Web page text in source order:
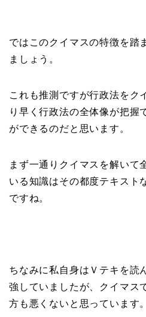
ではこのクイマスの特徴を踏
ましょう。
これも推測ですが行政法をク
り早く行政法の全体像が把握
ができるのだと思います。
まず一通りクイマスを解いて
いる知識はその都度テキスト
ですね。
ちなみに私自身はＶテキを読
強していましたが、クイマス
方も悪くないと思っています。